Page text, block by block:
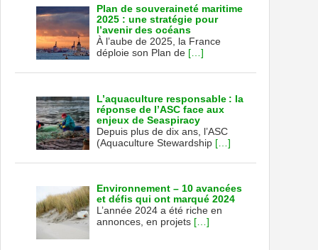
Plan de souveraineté maritime
2025 : une stratégie pour
l’avenir des océans
À l’aube de 2025, la France
déploie son Plan de […]
L’aquaculture responsable : la
réponse de l’ASC face aux
enjeux de Seaspiracy
Depuis plus de dix ans, l’ASC
(Aquaculture Stewardship […]
Environnement – 10 avancées
et défis qui ont marqué 2024
L’année 2024 a été riche en
annonces, en projets […]